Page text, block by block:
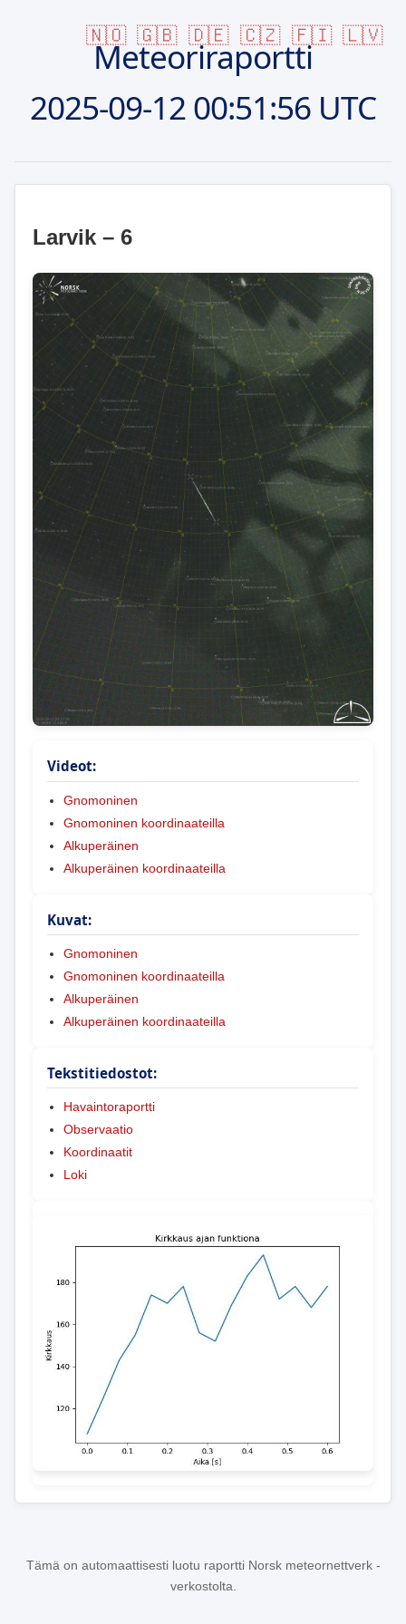
🇳🇴 🇬🇧 🇩🇪 🇨🇿 🇫🇮 🇱🇻
Meteoriraportti
2025-09-1200:51:56 UTC
Larvik – 6
Videot:
Gnomoninen
Gnomoninen koordinaateilla
Alkuperäinen
Alkuperäinen koordinaateilla
Kuvat:
Gnomoninen
Gnomoninen koordinaateilla
Alkuperäinen
Alkuperäinen koordinaateilla
Tekstitiedostot:
Havaintoraportti
Observaatio
Koordinaatit
Loki
Tämä on automaattisesti luotu raportti Norsk meteornettverk -
verkostolta.